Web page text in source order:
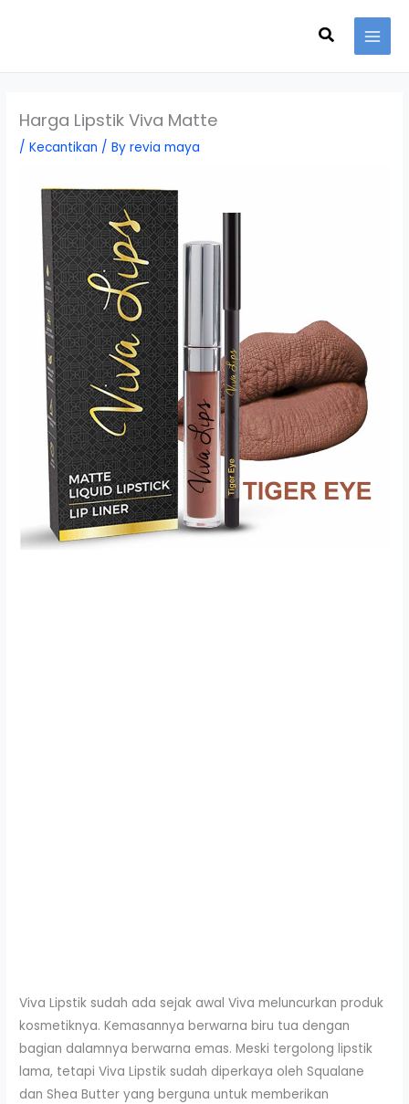
Search
Harga Lipstik Viva Matte
/Kecantikan / Byrevia maya
Viva Lipstik sudah ada sejak awal Viva meluncurkan produk
kosmetiknya. Kemasannya berwarna biru tua dengan
bagian dalamnya berwarna emas. Meski tergolong lipstik
lama, tetapi Viva Lipstik sudah diperkaya oleh Squalane
dan Shea Butter yang berguna untuk memberikan